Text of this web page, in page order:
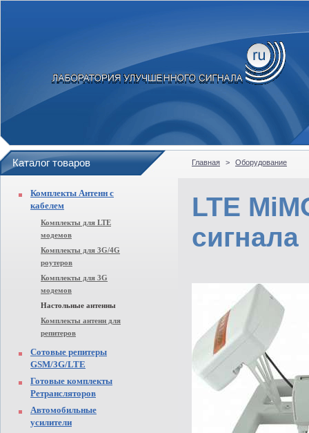
Каталог товаров
Комплекты Антенн с
кабелем
Комплекты для LTE
модемов
Комплекты для 3G/4G
роутеров
Комплекты для 3G
модемов
Настольные антенны
Комплекты антенн для
репитеров
Сотовые репитеры
GSM/3G/LTE
Готовые комплекты
Ретрансляторов
Автомобильные
усилители
Главная > Оборудование
LTE
сигнала